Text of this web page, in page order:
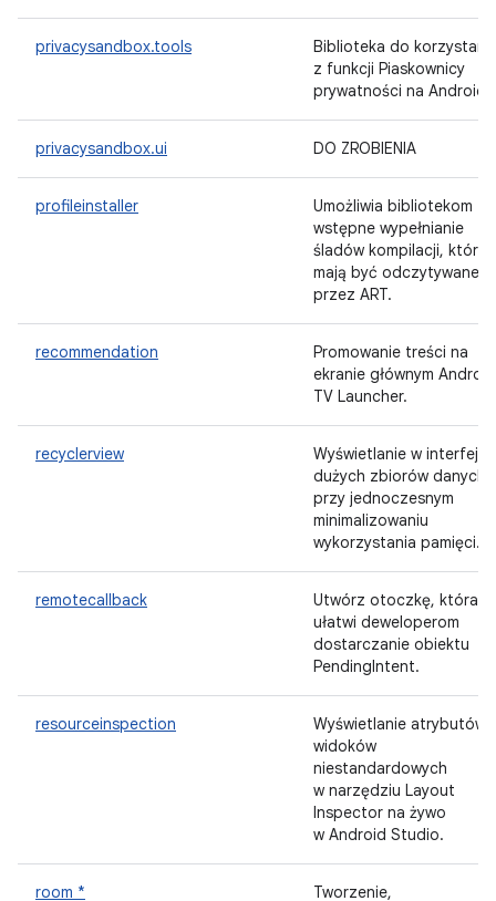
privacysandbox.tools
Biblioteka do
z funkcji Piaskownicy
prywatności na Androida
privacysandbox.ui DO ZROBIENIA
profileinstaller
Umożliwia bibliotekom
wstępne wypełnianie
śladów kompilacji, które
mają być odczytywane
przez ART.
recommendation
Promowanie treści na
ekranie głównym
TV Launcher.
recyclerview
Wyświetlanie w
dużych zbiorów danych
przy jednoczesnym
minimalizowaniu
wykorzystania pamięci.
remotecallback
Utwórz otoczkę, która
ułatwi deweloperom
dostarczanie obiektu
PendingIntent.
resourceinspection
Wyświetlanie atrybutów
widoków
niestandardowych
w narzędziu Layout
Inspector na żywo
w Android Studio.
room * Tworzenie,